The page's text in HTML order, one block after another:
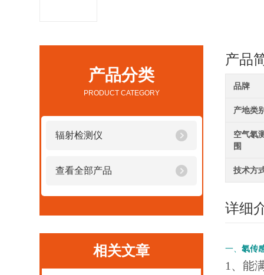
产品分类
PRODUCT CATEGORY
辐射检测仪
查看全部产品
相关文章
产品
品牌
产地类
空气氡
围
技术方
详细
一、 氡传
1、能